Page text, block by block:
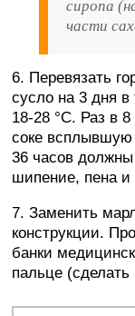
сиропа
части
6. Перевязать
сусло на 3 дня
18-28 °C. Раз в
соке всплывшую
36 часов
шипение, пена и
7. Заменить
конструкции.
банки
пальце (сделать